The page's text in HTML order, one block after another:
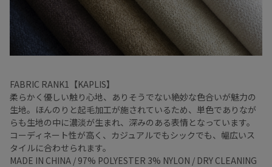
FABRIC RANK1【KAPLIS】
柔らかく優しい触り心地、ありそうでない絶妙な色合いが魅力の
生地。ほんのりと起毛加工が施されているため、単色でありなが
らも生地の中に濃淡が生まれ、深みのある表情となっています。
コーディネート性が高く、カジュアルでもシックでも、幅広いス
タイルに合わせられます。
MADE IN CHINA / 97% POLYESTER 3% NYLON / DRY CLEANING